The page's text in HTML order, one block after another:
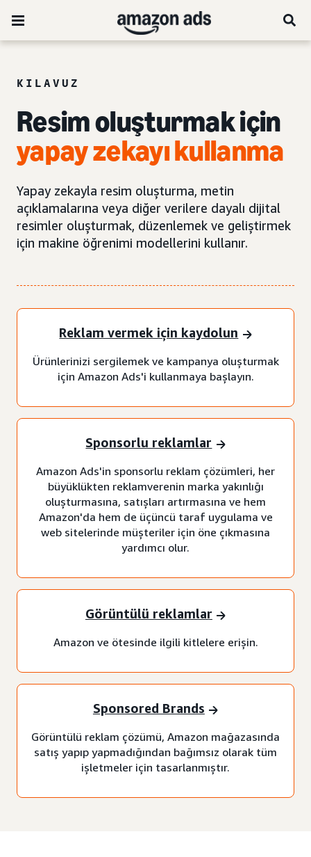
KILAVUZ
Resim oluşturmak için
yapay zekayı kullanma
Yapay zekayla resim oluşturma, metin
açıklamalarına veya diğer verilere dayalı dijital
resimler oluşturmak, düzenlemek ve geliştirmek
için makine öğrenimi modellerini kullanır.
Reklam vermek için kaydolun
Ürünlerinizi sergilemek ve kampanya oluşturmak
için Amazon Ads'i kullanmaya başlayın.
Sponsorlu reklamlar
Amazon Ads'in sponsorlu reklam çözümleri, her
büyüklükten reklamverenin marka yakınlığı
oluşturmasına, satışları artırmasına ve hem
Amazon'da hem de üçüncü taraf uygulama ve
web sitelerinde müşteriler için öne çıkmasına
yardımcı olur.
Görüntülü reklamlar
Amazon ve ötesinde ilgili kitlelere erişin.
Sponsored Brands
Görüntülü reklam çözümü, Amazon mağazasında
satış yapıp yapmadığından bağımsız olarak tüm
işletmeler için tasarlanmıştır.